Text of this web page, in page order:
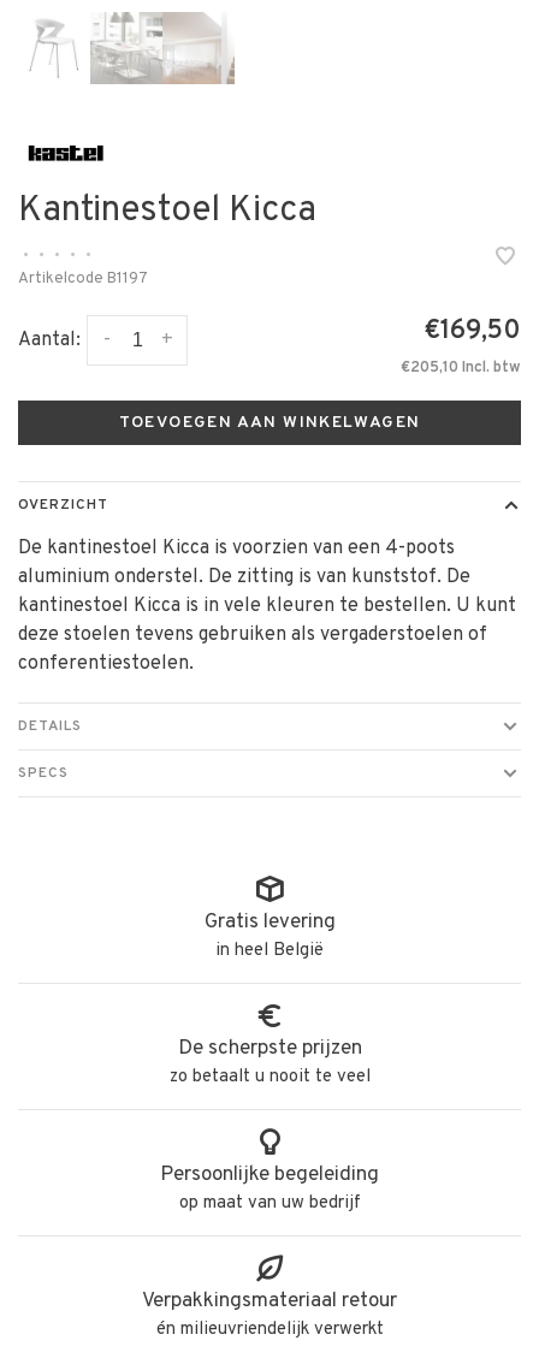
Kantinestoel Kicca
• • • •
•
Artikelcode B1197
Aantal: +
- €169,50
€205,10 Incl. btw
TOEVOEGEN AAN WINKELWAGEN
OVERZICHT
De kantinestoel Kicca is voorzien van een 4-poots
aluminium onderstel. De zitting is van kunststof. De
kantinestoel Kicca is in vele kleuren te bestellen. U kunt
deze stoelen tevens gebruiken als vergaderstoelen of
conferentiestoelen.
DETAILS
SPECS
Gratis levering
in heel België
De scherpste prijzen
zo betaalt u nooit te veel
Persoonlijke begeleiding
op maat van uw bedrijf
Verpakkingsmateriaal retour
én milieuvriendelijk verwerkt